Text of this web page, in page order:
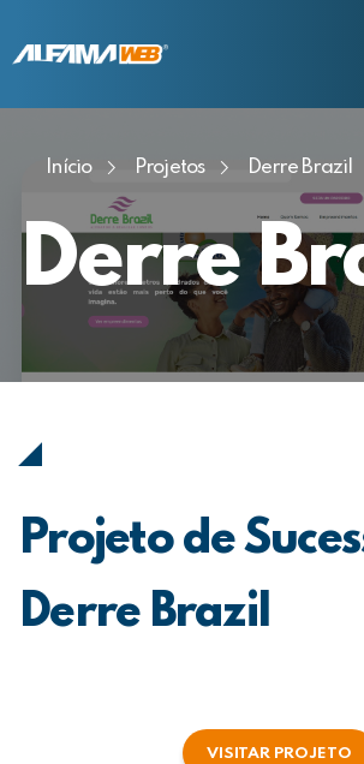
SUPORTE
Início Projetos Derre Brazil
Derre
Projeto de
Derre Brazil
VISITAR PROJETO